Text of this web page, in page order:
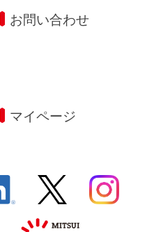
お問い合わせ
マイページ